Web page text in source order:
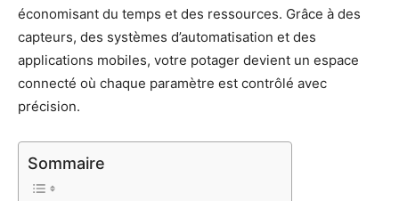
économisant du temps et des ressources. Grâce à des
capteurs, des systèmes d’automatisation et des
applications mobiles, votre potager devient un espace
connecté où chaque paramètre est contrôlé avec
précision.
Sommaire